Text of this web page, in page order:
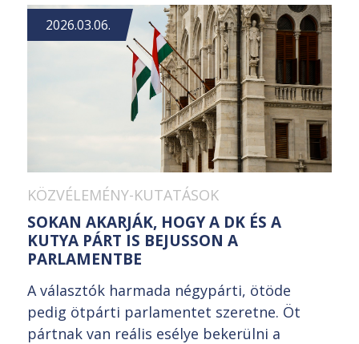
2026.03.06.
KÖZVÉLEMÉNY-KUTATÁSOK
SOKAN AKARJÁK, HOGY A DK ÉS A
KUTYA PÁRT IS BEJUSSON A
PARLAMENTBE
A választók harmada négypárti, ötöde
pedig ötpárti parlamentet szeretne. Öt
pártnak van reális esélye bekerülni a